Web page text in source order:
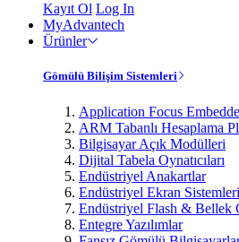
Kayıt Ol Log In
MyAdvantech
Ürünler
Gömülü Bilişim Sistemleri
Application Focus
ARM Tabanlı Hesaplama
Bilgisayar Açık Modülleri
Dijital Tabela Oynatıcıları
Endüstriyel Anakartlar
Endüstriyel Ekran Sistemleri
Endüstriyel Flash & Bellek
Entegre Yazılımlar